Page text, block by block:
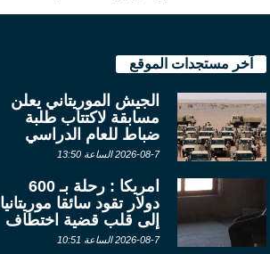
آخر مستجدات الموقع
الجيش الموريتاني يعلن
مسابقة لاكتتاب طلبة
ضباط للعام الدراسي
2026-08-7 الساعة 13:50
امريكا : رحلة بـ 600
دولار تقود سائقا موريتانيا
إلى قلب قضية اختطاف
2026-08-7 الساعة 10:51